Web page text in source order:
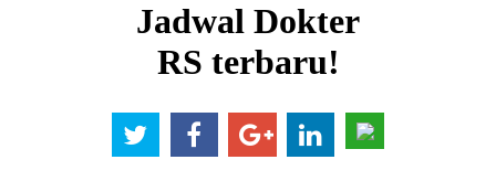
Jadwal Dokter
RS terbaru!